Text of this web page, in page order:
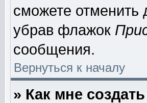
сможете отменить
убрав флажок
сообщения.
Вернуться к началу
» Как мне